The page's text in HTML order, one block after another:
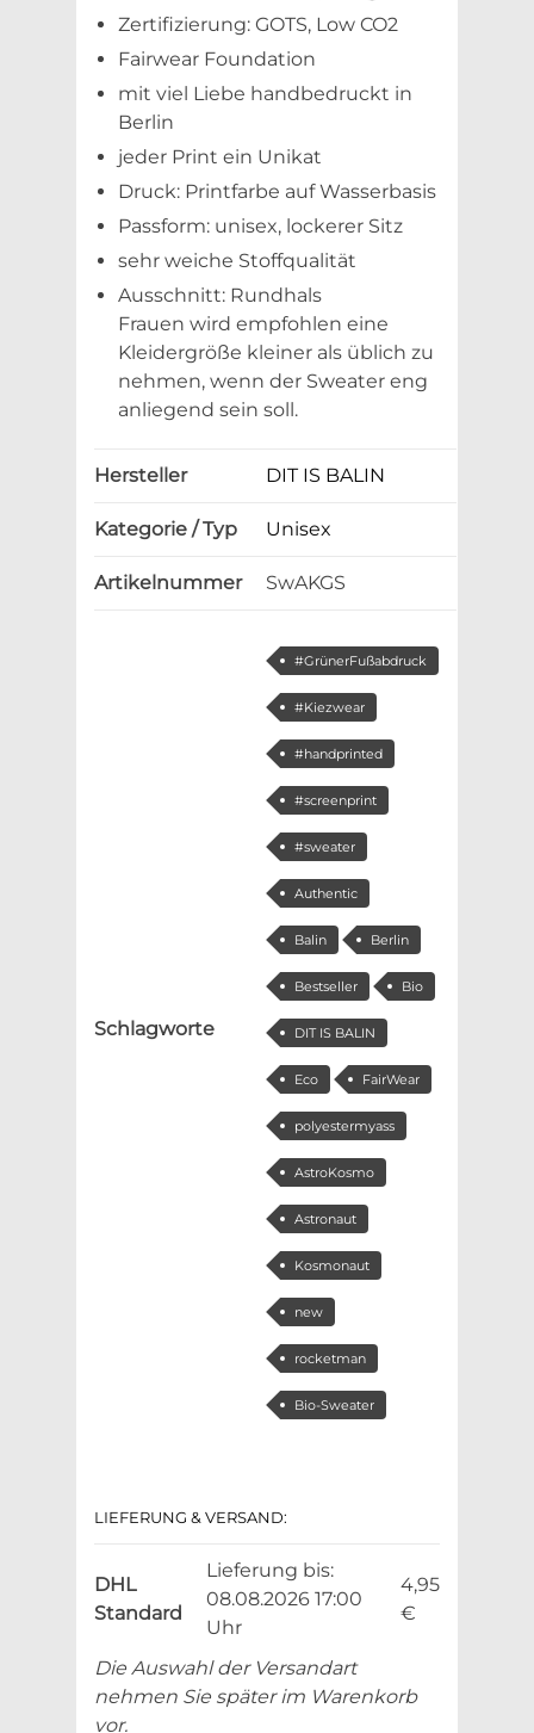
Zertifizierung: GOTS, Low CO2
Fairwear Foundation
mit viel Liebe handbedruckt in
Berlin
jeder Print ein Unikat
Druck: Printfarbe auf Wasserbasis
Passform: unisex, lockerer Sitz
sehr weiche Stoffqualität
Ausschnitt: Rundhals
Frauen wird empfohlen eine
Kleidergröße kleiner als üblich zu
nehmen, wenn der Sweater eng
anliegend sein soll.
Hersteller DIT IS BALIN
Kategorie / Typ Unisex
Artikelnummer SwAKGS
Schlagworte
#GrünerFußabdruck
#Kiezwear
#handprinted
#screenprint
#sweater
Authentic
Balin Berlin
Bestseller Bio
DIT IS BALIN
Eco FairWear
polyestermyass
AstroKosmo
Astronaut
Kosmonaut
new
rocketman
Bio-Sweater
LIEFERUNG & VERSAND:
DHL
Standard
Lieferung bis:
08.08.2026 17:00
Uhr
4,95
€
Die Auswahl der Versandart
nehmen Sie später im Warenkorb
vor.